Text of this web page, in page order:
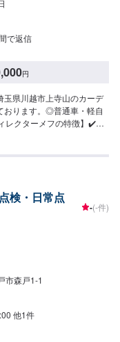
で返信
円
玉県川越市上寺山のカーデ
おります。◎普通車・軽自
レクターメフの特徴】✔️い
持ち込み・ご購入も可能で
定休日】営業時間:9:00〜
検・日常点
-(-件)
市森戸1-1
他1件